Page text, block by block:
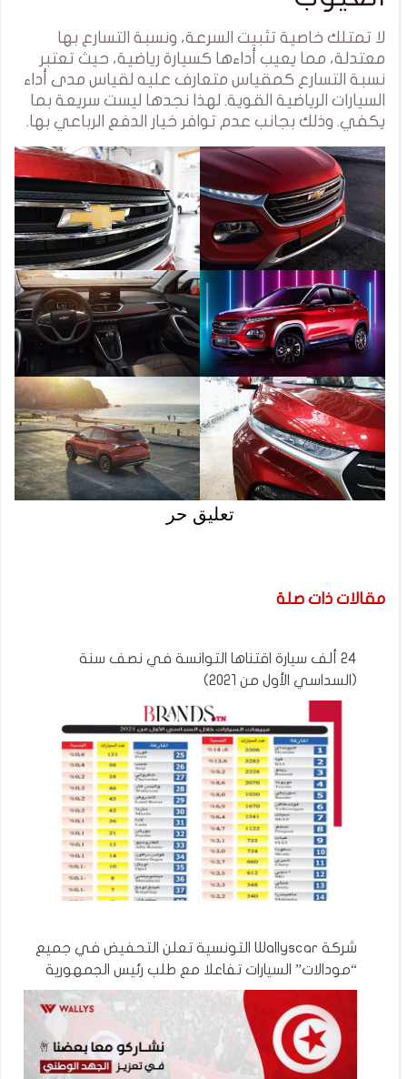
لا تمتلك خاصية تثبيت السرعة، ونسبة التسارع بها
معتدلة، مما يعيب أداءها كسيارة رياضية، حيث تعتبر
نسبة التسارع كمقياس متعارف عليه لقياس مدى أداء
السيارات الرياضية القوية. لهذا نجدها ليست سريعة بما
يكفي. وذلك بجانب عدم توافر خيار الدفع الرباعي بها.
تعليق حر
مقالات ذات صلة
24 ألف سيارة اقتناها التوانسة في نصف سنة
(السداسي الأول من 2021)
شركة Wallyscar التونسية تعلن التحفيض في جميع
“مودالات” السيارات تفاعلا مع طلب رئيس الجمهورية